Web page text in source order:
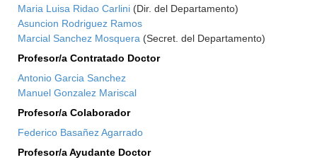
Maria Luisa Ridao Carlini (Dir. del Departamento)
Asuncion Rodriguez Ramos
Marcial Sanchez Mosquera (Secret. del Departamento)
Profesor/a Contratado Doctor
Antonio Garcia Sanchez
Manuel Gonzalez Mariscal
Profesor/a Colaborador
Federico Basañez Agarrado
Profesor/a Ayudante Doctor